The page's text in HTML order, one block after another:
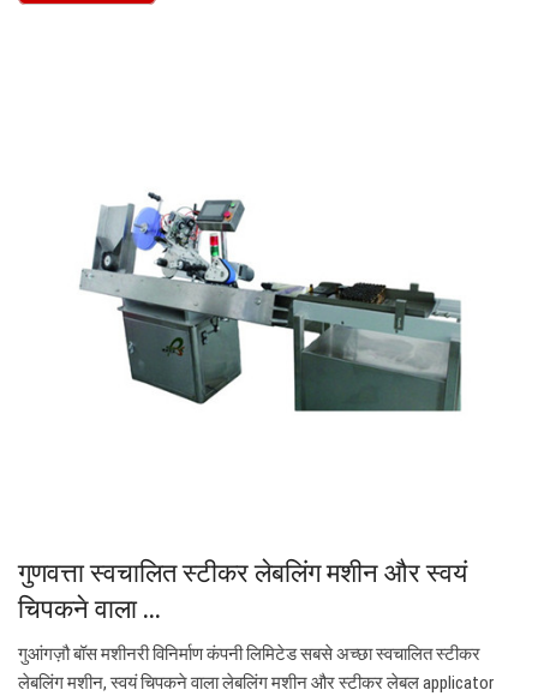
गुणवत्ता स्वचालित स्टीकर लेबलिंग मशीन और स्वयं
चिपकने वाला ...
गुआंगज़ौ बॉस मशीनरी विनिर्माण कंपनी लिमिटेड सबसे अच्छा स्वचालित स्टीकर
लेबलिंग मशीन, स्वयं चिपकने वाला लेबलिंग मशीन और स्टीकर लेबल applicator